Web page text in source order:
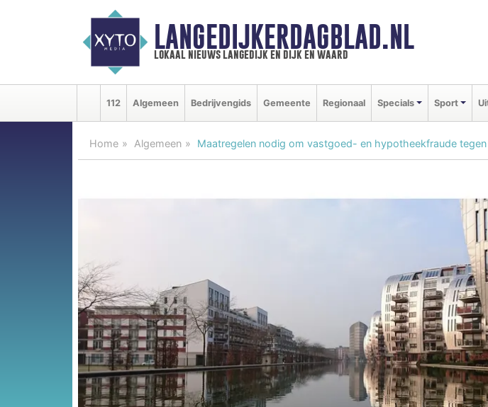
LANGEDIJKERDAGBLAD.NL
lokaal nieuws langedijk en dijk en waard
112 Algemeen Bedrijvengids Gemeente Regionaal Specials Sport
Home Algemeen Maatregelen nodig om vastgoed- en hypotheekfraude